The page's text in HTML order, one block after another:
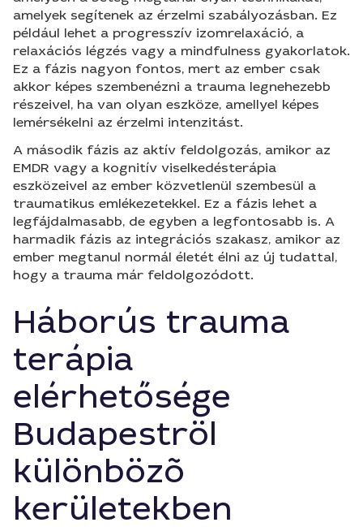
amelyek segítenek az érzelmi szabályozásban. Ez
például lehet a progresszív izomrelaxáció, a
relaxációs légzés vagy a mindfulness gyakorlatok.
Ez a fázis nagyon fontos, mert az ember csak
akkor képes szembenézni a trauma legnehezebb
részeivel, ha van olyan eszköze, amellyel képes
lemérsékelni az érzelmi intenzitást.
A második fázis az aktív feldolgozás, amikor az
EMDR vagy a kognitív viselkedésterápia
eszközeivel az ember közvetlenül szembesül a
traumatikus emlékezetekkel. Ez a fázis lehet a
legfájdalmasabb, de egyben a legfontosabb is. A
harmadik fázis az integrációs szakasz, amikor az
ember megtanul normál életét élni az új tudattal,
hogy a trauma már feldolgozódott.
Háborús trauma
terápia
elérhetősége
Budapeströl
különbözõ
kerületekben